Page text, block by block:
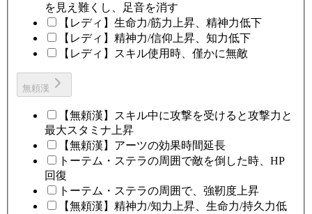
を見え難くし、足音を消す
【レディ】生命力/筋力上昇、精神力低下
【レディ】精神力/信仰上昇、知力低下
【レディ】スキル使用時、僅かに無敵
無頼漢
【無頼漢】スキル中に攻撃を受けると攻撃力と
最大スタミナ上昇
【無頼漢】アーツの効果時間延長
トーテム・ステラの周囲で敵を倒した時、HP
回復
トーテム・ステラの周囲で、強靭度上昇
【無頼漢】精神力/知力上昇、生命力/持久力低